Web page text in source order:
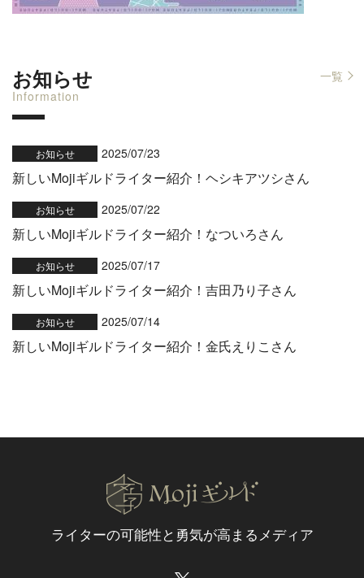
お知らせ
Information
一覧
お知らせ 2025/07/23
新しいMojiギルドライター紹介！ヘシキアツシさん
お知らせ 2025/07/22
新しいMojiギルドライター紹介！なついろさん
お知らせ 2025/07/17
新しいMojiギルドライター紹介！吉田乃り子さん
お知らせ 2025/07/14
新しいMojiギルドライター紹介！金氏えりこさん
ライターの可能性と 勇気が高まるメディア